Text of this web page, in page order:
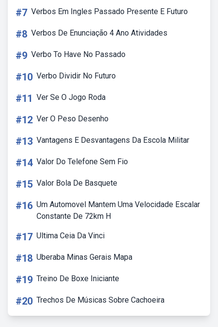
#7 Verbos Em Ingles Passado Presente E Futuro
#8 Verbos De Enunciação 4 Ano Atividades
#9 Verbo To Have No Passado
#10 Verbo Dividir No Futuro
#11 Ver Se O Jogo Roda
#12 Ver O Peso Desenho
#13 Vantagens E Desvantagens Da Escola Militar
#14 Valor Do Telefone Sem Fio
#15 Valor Bola De Basquete
#16 Um Automovel Mantem Uma Velocidade Escalar
Constante De 72km H
#17 Ultima Ceia Da Vinci
#18 Uberaba Minas Gerais Mapa
#19 Treino De Boxe Iniciante
#20 Trechos De Músicas Sobre Cachoeira